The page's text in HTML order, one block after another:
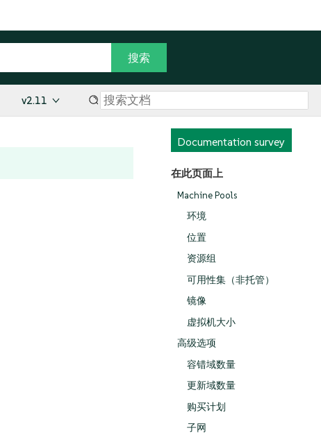
v2.11
Documentation survey
在此页面上
Machine Pools
环境
位置
资源组
可用性集（非托管）
镜像
虚拟机大小
高级选项
容错域数量
更新域数量
购买计划
子网